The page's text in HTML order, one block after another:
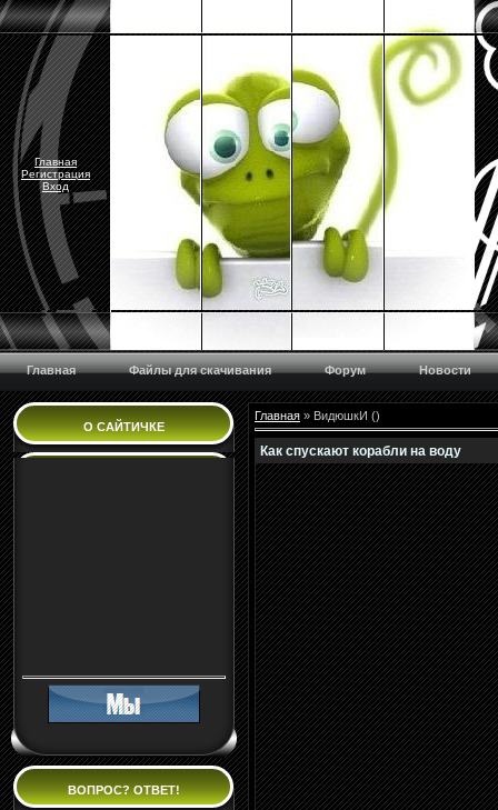
Главная
Регистрация
Вход
Главная Файлы для скачивания Форум Новости
О САЙТИЧКЕ
ВОПРОС? ОТВЕТ!
Главная » ВидюшкИ ()
Как спускают корабли на воду